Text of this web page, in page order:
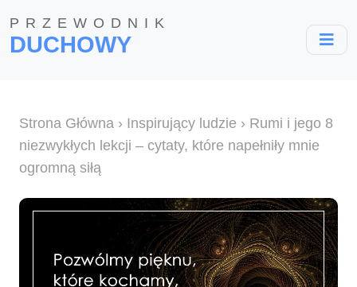
PRZEWODNIK
DUCHOWY
Strona Główna › Inspirujący ludzie › Rumi i jego 8
niezwykłych lekcji – cytaty, które napełniły mnie
ogromną siłą